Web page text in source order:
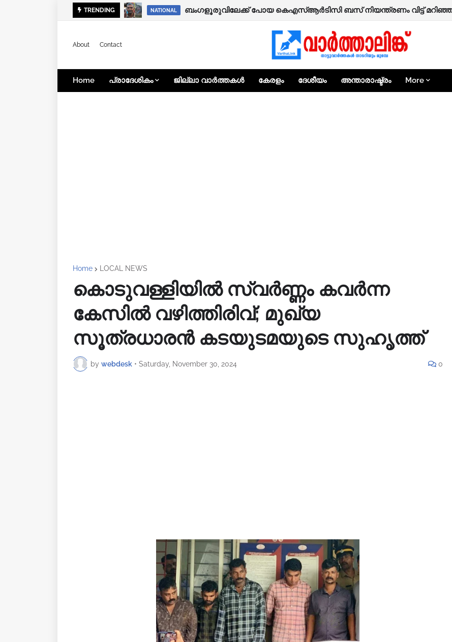
TRENDING NATIONAL
KOZHIKODE പള്ളികൾ കേന്ദ്രീകരിച്ച് മോഷണം നടത്തുന്ന പ്രതി പിടിയിൽ;
About Contact
Home പ്രാദേശികം ജില്ലാ വാർത്തകൾ കേരളം ദേശീയം അന്താരാഷ്ട്രം More
Home LOCAL NEWS
കൊടുവള്ളിയിൽ സ്വർണ്ണം കവർന്ന
കേസിൽ വഴിത്തിരിവ്; മുഖ്യ
സൂത്രധാരൻ കടയുടമയുടെ സുഹൃത്ത്
by webdesk • Saturday, November 30, 2024 0